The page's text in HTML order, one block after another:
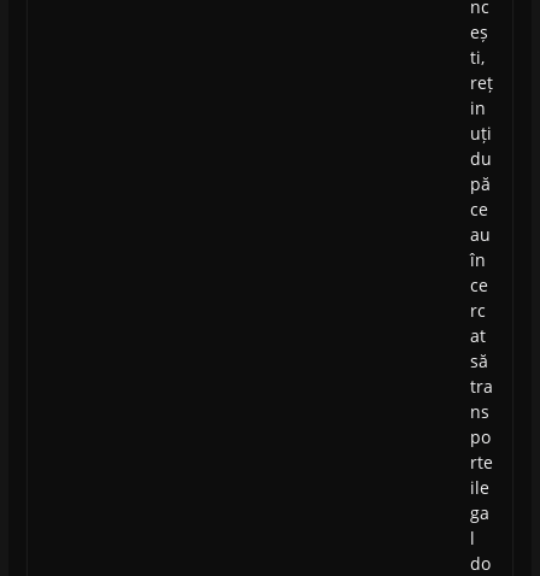
nc
eș
ti,
reț
in
uți
du
pă
ce
au
în
ce
rc
at
să
tra
ns
po
rte
ile
ga
l
do